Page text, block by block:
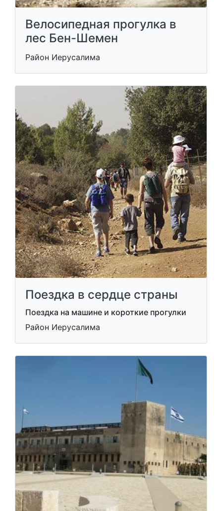
Велосипедная прогулка в
лес Бен-Шемен
Район Иерусалима
Поездка в сердце страны
Поездка на машине и короткие прогулки
Район Иерусалима